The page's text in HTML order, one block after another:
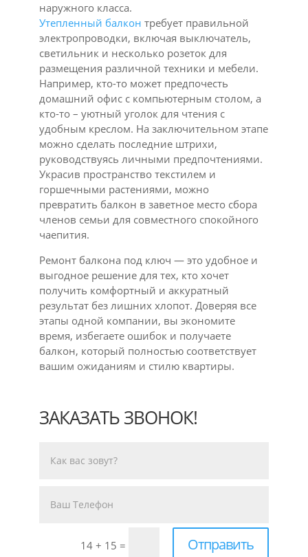
наружного класса.
Утепленный балкон требует правильной
электропроводки, включая выключатель,
светильник и несколько розеток для
размещения различной техники и мебели.
Например, кто-то может предпочесть
домашний офис с компьютерным столом, а
кто-то – уютный уголок для чтения с
удобным креслом. На заключительном этапе
можно сделать последние штрихи,
руководствуясь личными предпочтениями.
Украсив пространство текстилем и
горшечными растениями, можно
превратить балкон в заветное место сбора
членов семьи для совместного спокойного
чаепития.
Ремонт балкона под ключ — это удобное и
выгодное решение для тех, кто хочет
получить комфортный и аккуратный
результат без лишних хлопот. Доверяя все
этапы одной компании, вы экономите
время, избегаете ошибок и получаете
балкон, который полностью соответствует
вашим ожиданиям и стилю квартиры.
ЗАКАЗАТЬ ЗВОНОК!
14 + 15 = Отправить